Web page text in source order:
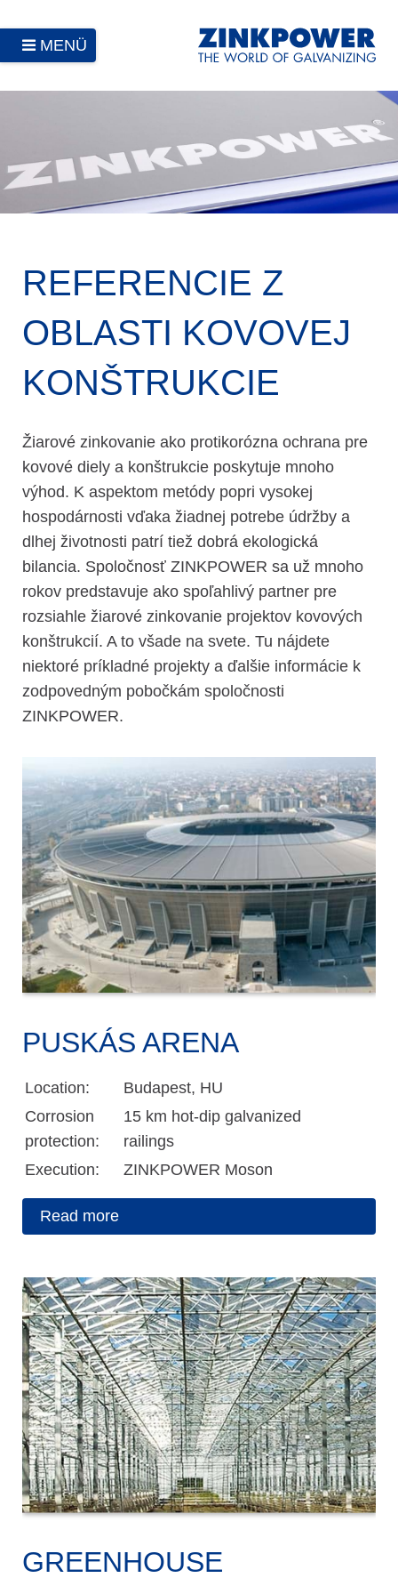
MENÜ
REFERENCIE Z
OBLASTI KOVOVEJ
KONŠTRUKCIE
Žiarové zinkovanie ako protikorózna ochrana pre
kovové diely a konštrukcie poskytuje mnoho
výhod. K aspektom metódy popri vysokej
hospodárnosti vďaka žiadnej potrebe údržby a
dlhej životnosti patrí tiež dobrá ekologická
bilancia. Spoločnosť ZINKPOWER sa už mnoho
rokov predstavuje ako spoľahlivý partner pre
rozsiahle žiarové zinkovanie projektov kovových
konštrukcií. A to všade na svete. Tu nájdete
niektoré príkladné projekty a ďalšie informácie k
zodpovedným pobočkám spoločnosti
ZINKPOWER.
PUSKÁS ARENA
Location:
Budapest, HU
Corrosion
protection:
15 km hot-dip galvanized
railings
Execution:
ZINKPOWER Moson
Read more
GREENHOUSE